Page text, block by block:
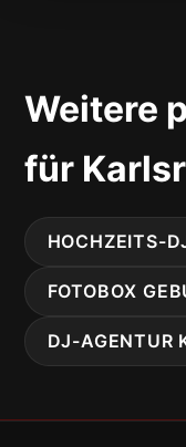
Weitere
für
HOCHZEITS-
FOTOBOX
DJ-AGENTUR